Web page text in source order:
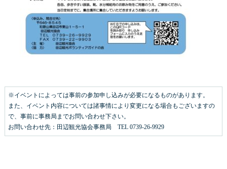
※イベントによっては事前の参加申し込みが必要になるものがあります。
また、イベント内容については諸事情により変更になる場合もございますの
で、事前に事務局までお問い合わせ下さい。
お問い合わせ先：田辺観光協会事務局 TEL 0739-26-9929